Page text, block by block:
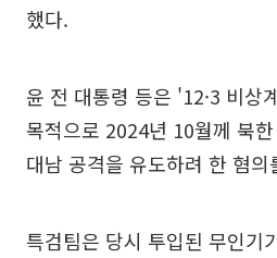
했다.
윤 전 대통령 등은 '12·3 비상
목적으로 2024년 10월께 북
대남 공격을 유도하려 한 혐의
특검팀은 당시 투입된 무인기